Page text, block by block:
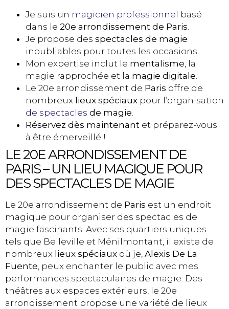
Je suis un magicien professionnel basé
dans le 20e arrondissement de Paris.
Je propose des spectacles de magie
inoubliables pour toutes les occasions.
Mon expertise inclut le mentalisme, la
magie rapprochée et la magie digitale.
Le 20e arrondissement de Paris offre de
nombreux lieux spéciaux pour l’organisation
de spectacles de magie.
Réservez dès maintenant et préparez-vous
à être émerveillé !
LE 20E ARRONDISSEMENT DE
PARIS – UN LIEU MAGIQUE POUR
DES SPECTACLES DE MAGIE
Le 20e arrondissement de Paris est un endroit
magique pour organiser des spectacles de
magie fascinants. Avec ses quartiers uniques
tels que Belleville et Ménilmontant, il existe de
nombreux lieux spéciaux où je, Alexis De La
Fuente, peux enchanter le public avec mes
performances spectaculaires de magie. Des
théâtres aux espaces extérieurs, le 20e
arrondissement propose une variété de lieux